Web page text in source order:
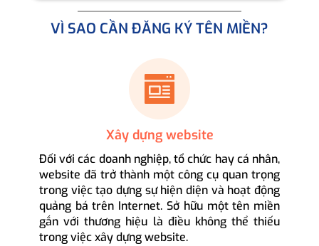
VÌ SAO CẦN ĐĂNG KÝ TÊN MIỀN?
Xây dựng website
Đối với các doanh nghiệp, tổ chức hay cá nhân,
website đã trở thành một công cụ quan trọng
trong việc tạo dựng sự hiện diện và hoạt động
quảng bá trên Internet. Sở hữu một tên miền
gắn với thương hiệu là điều không thể thiếu
trong việc xây dựng website.